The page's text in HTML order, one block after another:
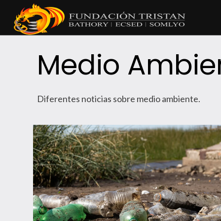
Medio
Diferentes noticias sobre medio ambiente.